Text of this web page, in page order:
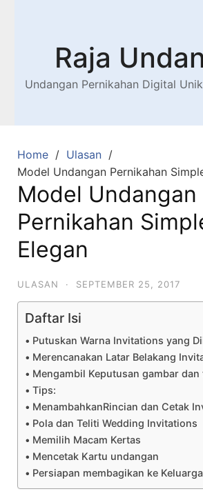
Raja
Undangan Pernikahan Digital
Home
Ulasan
Model Undangan Pernikahan
Model Undangan
Pernikahan
Elegan
ULASAN · SEPTEMBER 25, 2017
Daftar Isi
Putuskan Warna Invitations yang
Merencanakan Latar Belakang
Mengambil Keputusan gambar dan
Tips:
MenambahkanRincian dan Cetak
Pola dan Teliti Wedding Invitations
Memilih Macam Kertas
Mencetak Kartu undangan
Persiapan membagikan ke Keluarga